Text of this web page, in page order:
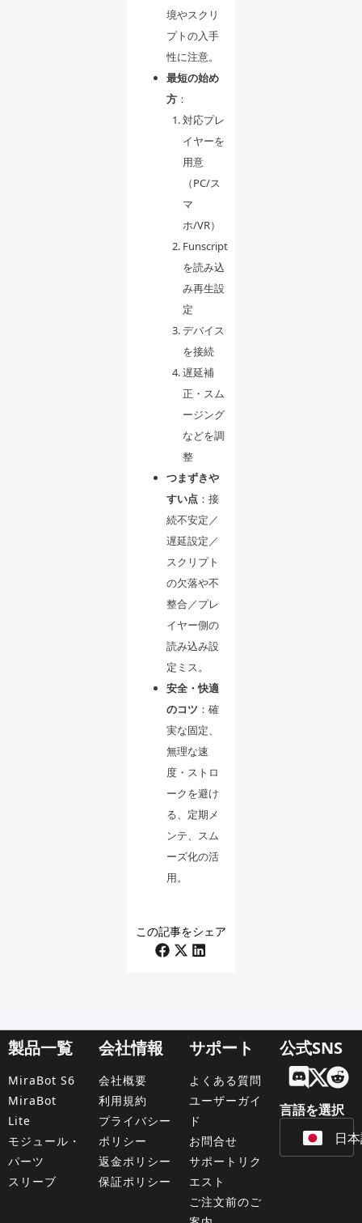
境やスクリ
プトの入手
性に注意。
最短の始め
方 ：
対応プレ
イヤーを
用意
（PC/ス
マ
ホ/VR）
Funscript
を読み込
み再生設
定
デバイス
を接続
遅延補
正・スム
ージング
などを調
整
つまずきや
すい点 ：接
続不安定／
遅延設定／
スクリプト
の欠落や不
整合／プレ
イヤー側の
読み込み設
定ミス。
安全・快適
のコツ ：確
実な固定、
無理な速
度・ストロ
ークを避け
る、定期メ
ンテ、スム
ーズ化の活
用。
この記事をシェア
製品一覧
MiraBot S6
MiraBot
Lite
モジュール・
パーツ
スリーブ
会社情報
会社概要
利用規約
プライバシー
ポリシー
返金ポリシー
保証ポリシー
サポート
よくある質問
ユーザーガイ
ド
お問合せ
サポートリク
エスト
ご注文前のご
公式SNS
言語を選択
日